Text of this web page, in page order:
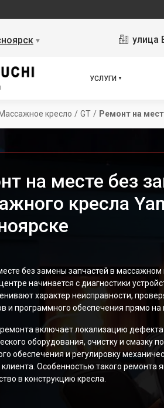
▼ улица
УСЛУГИ
Массажное кресло / GT / Ремонт на
на месте без
кресла
без замены запчастей в
начинается с диагностики
характер неисправности,
и программного обеспечения прямо на
включает локализацию дефекта
оборудования, очистку и смазку
обеспечения и регулировку
клиента. Особенностью такого ремонта
в конструкцию кресла.